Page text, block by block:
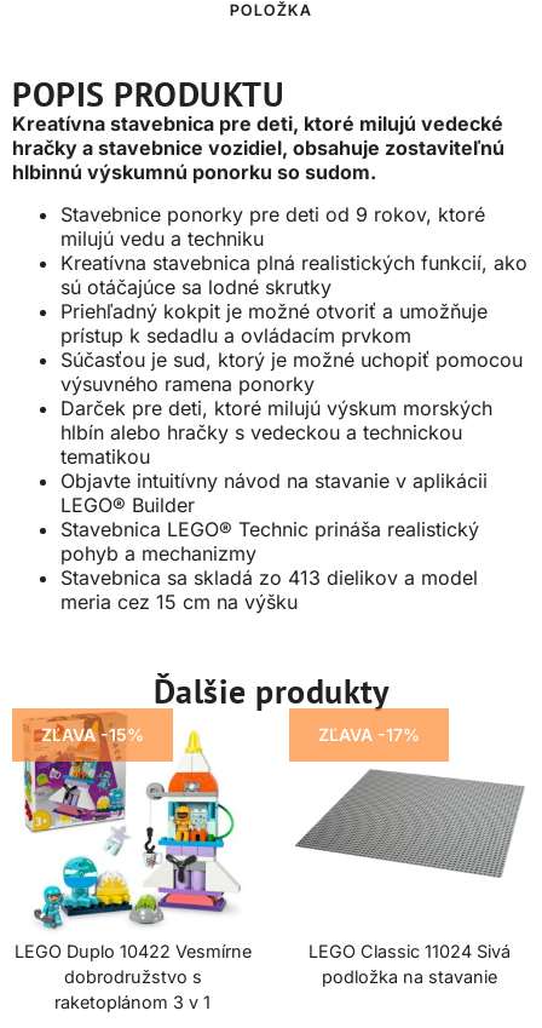
POLOŽKA
POPIS PRODUKTU
Kreatívna stavebnica pre deti, ktoré milujú vedecké
hračky a stavebnice vozidiel, obsahuje zostaviteľnú
hlbinnú výskumnú ponorku so sudom.
Stavebnice ponorky pre deti od 9 rokov, ktoré
milujú vedu a techniku
Kreatívna stavebnica plná realistických funkcií, ako
sú otáčajúce sa lodné skrutky
Priehľadný kokpit je možné otvoriť a umožňuje
prístup k sedadlu a ovládacím prvkom
Súčasťou je sud, ktorý je možné uchopiť pomocou
výsuvného ramena ponorky
Darček pre deti, ktoré milujú výskum morských
hlbín alebo hračky s vedeckou a technickou
tematikou
Objavte intuitívny návod na stavanie v aplikácii
LEGO® Builder
Stavebnica LEGO® Technic prináša realistický
pohyb a mechanizmy
Stavebnica sa skladá zo 413 dielikov a model
meria cez 15 cm na výšku
Ďalšie produkty
ZĽAVA -15%
LEGO Duplo 10422 Vesmírne
dobrodružstvo s
raketoplánom 3 v 1
ZĽAVA -17%
LEGO Classic 11024 Sivá
podložka na stavanie